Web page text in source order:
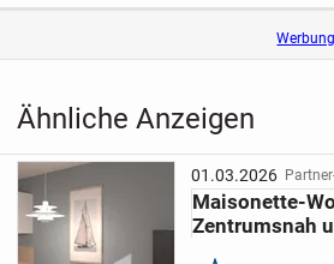
Ähnliche Anzeigen
01.03.2026
Maisonette-
Zentrumsnah